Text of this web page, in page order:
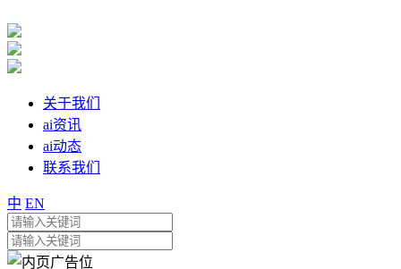
关于我们
ai资讯
ai动态
联系我们
中 EN